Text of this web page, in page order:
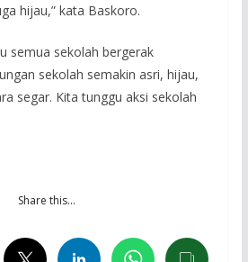
hijau,” kata Baskoro.
semua sekolah bergerak
sekolah semakin asri, hijau,
segar. Kita tunggu aksi sekolah
Share this…